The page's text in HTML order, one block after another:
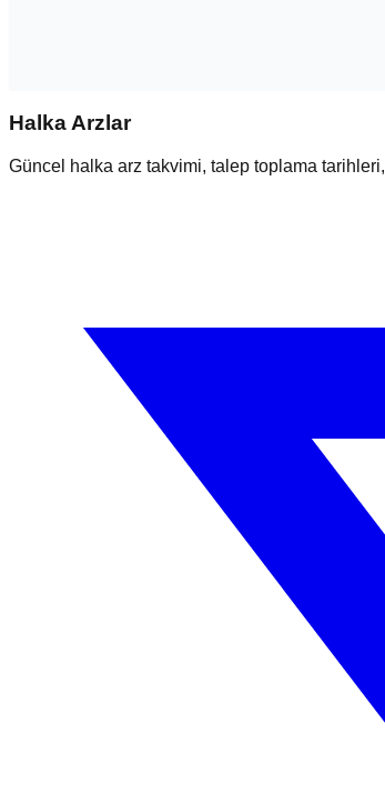
Halka Arzlar
Güncel halka arz takvimi, talep toplama